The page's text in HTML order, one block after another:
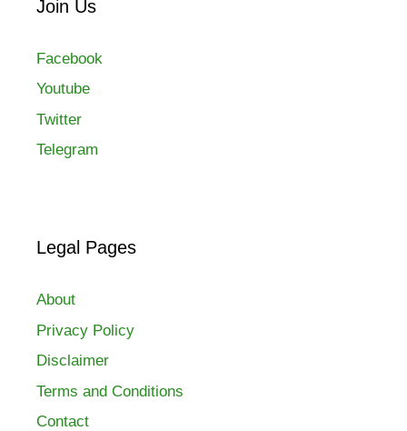
Join Us
Facebook
Youtube
Twitter
Telegram
Legal Pages
About
Privacy Policy
Disclaimer
Terms and Conditions
Contact